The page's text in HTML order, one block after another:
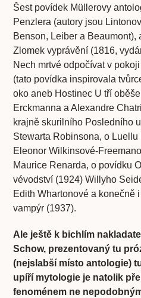
Šest povídek Müllerovy
Penzlera (autory jsou
Benson, Leiber a
Zlomek vyprávění (1816,
Nech mrtvé odpočívat v
(tato povídka inspirovala
oko aneb Hostinec U tří
Erckmanna a Alexandre
krajně skurilního Posledního
Stewarta Robinsona, o
Eleonor Wilkinsové-
Maurice Renarda, o povídku
vévodství (1924) Willyho
Edith Whartonové a konečně
vampýr (1937).
Ale ještě k bichlím
Schow, prezentovaný tu
(nejslabší místo antologie)
upíří mytologie je natolik
fenoménem ne